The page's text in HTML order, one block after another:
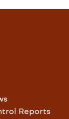
Reports